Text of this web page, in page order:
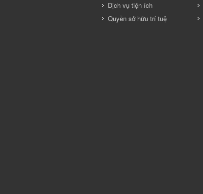
Dịch vụ tiện ích
Quyền sở hữu trí tuệ